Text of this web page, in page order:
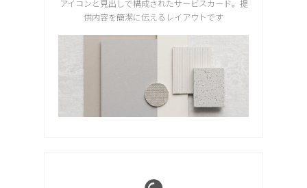
アイコンと見出しで構成されたサービスカード。提
供内容を簡潔に伝えるレイアウトです